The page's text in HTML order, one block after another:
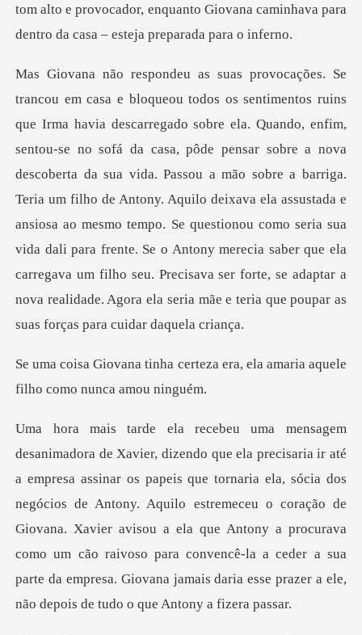
tom alto e provocador, enquanto Giovana caminhava
sobre a nova
descoberta da sua vida. Passou a mão sobre a barriga.
Teria um filho de Antony. Aquilo deixava ela assustada e
ansiosa ao mesmo tempo. Se questionou como seria sua
vida dali para fre
rteza era, ela amaria aquele
ria ela, sócia dos
negócios de Antony. Aquilo estremeceu o coração de
Giovana. Xavier avisou a ela que Antony a procurava
como um cão raivos